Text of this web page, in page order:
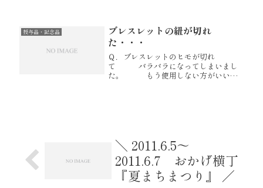
は宮忠で取り扱いしております。神宮...
授与品・記念品
ブレスレットの紐が切れ
た・・・
Ｑ．ブレスレットのヒモが切れ
て バラバラになってしまいまし
た。 もう使用しない方がいいの
＼ 2011.6.5～
2011.6.7 おかげ横丁
『夏まちまつり』 ／